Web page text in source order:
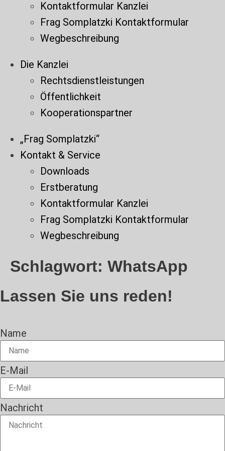
Kontaktformular Kanzlei
Frag Somplatzki Kontaktformular
Wegbeschreibung
Die Kanzlei
Rechtsdienstleistungen
Öffentlichkeit
Kooperationspartner
„Frag Somplatzki“
Kontakt & Service
Downloads
Erstberatung
Kontaktformular Kanzlei
Frag Somplatzki Kontaktformular
Wegbeschreibung
Schlagwort: WhatsApp
Lassen Sie uns reden!
Name
E-Mail
Nachricht